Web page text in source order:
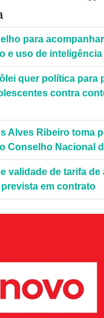
para acompanhar
e uso de inteligência
quer política para
contra
Alves Ribeiro toma
Conselho Nacional
validade de tarifa de
em contrato